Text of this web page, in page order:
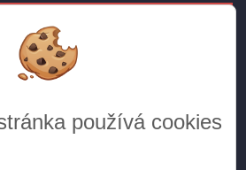
lyceum
používá cookies